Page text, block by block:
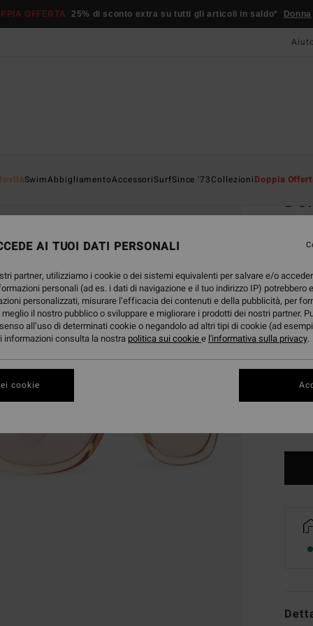
OFFERTA 25% di sconto extra su tutti gli articoli in saldo* Donna
SwimAbbigliamentoAccessoriSurfSince '73CollezioniDoppia
AI TUOI DATI PERSONALI
partner, utilizziamo i cookie o dei sistemi equivalenti per salvare e/o
personali (ad es. i dati di navigazione e il tuo indirizzo IP) potrebbero
personalizzati, misurare l’efficacia dei contenuti e della pubblicità, per
il nostro pubblico o sviluppare e migliorare i prodotti dei nostri partner.
all’uso di determinati cookie o negandolo ad altri tipi di cookie (ad
informazioni consulta la nostra politica sui cookiee l'informativa sulla privacy.
cookie